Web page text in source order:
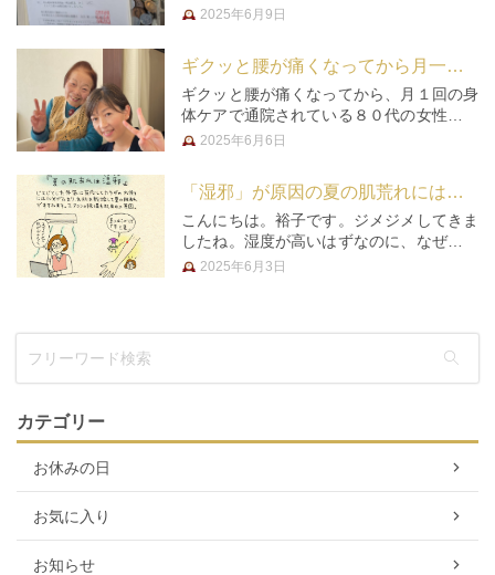
ペーパーの代わりに手ぬぐいを使用してお
たとしまして、頂戴した施術料か…
2025年6月9日
ギクッと腰が痛くなってから月一回ご来院の方から推薦文を頂きました！
ギクッと腰が痛くなってから、月１回の身
体ケアで通院されている８０代の女性に、
推薦文を頂きましたのでご紹介いたしま
い言葉をありがとうございます！とっ…
2025年6月6日
「湿邪」が原因の夏の肌荒れには「手三里」のツボ
こんにちは。裕子です。ジメジメしてきま
したね。湿度が高いはずなのに、なぜか肌
が荒れるこの季節。どうしてでしょうか？
2025年6月3日
カテゴリー
お休みの日
お気に入り
お知らせ